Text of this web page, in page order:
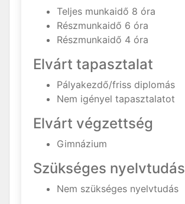
Teljes munkaidő 8 óra
Részmunkaidő 6 óra
Részmunkaidő 4 óra
Elvárt tapasztalat
Pályakezdő/friss diplomás
Nem igényel tapasztalatot
Elvárt végzettség
Gimnázium
Szükséges nyelvtudás
Nem szükséges nyelvtudás